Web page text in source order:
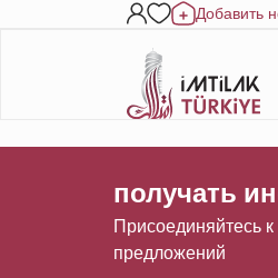
Добавить
получать
Присоединяйтесь
предложений